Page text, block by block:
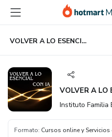
principal
página
de
página
VOLVER A LO ESENCIAL CON IA
VOLVER A LO
Instituto Familia
Formato: Cursos online y